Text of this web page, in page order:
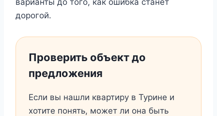
варианты до того, как ошибка станет
дорогой.
Проверить объект до
предложения
Если вы нашли квартиру в Турине и
хотите понять, может ли она быть